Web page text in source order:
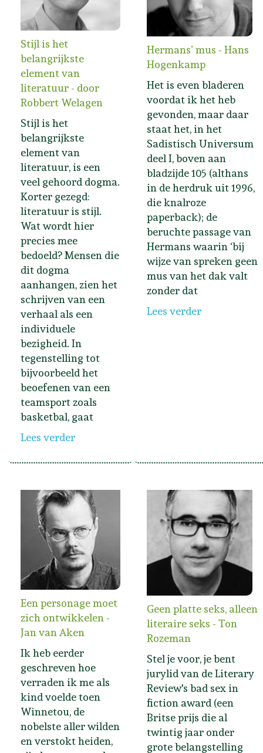
Stijl is het
belangrijkste
element van
literatuur - door
Robbert Welagen
Stijl is het
belangrijkste
element van
literatuur, is een
veel gehoord dogma.
Korter gezegd:
literatuur is stijl.
Wat wordt hier
precies mee
bedoeld? Mensen die
dit dogma
aanhangen, zien het
schrijven van een
verhaal als een
individuele
bezigheid. In
tegenstelling tot
bijvoorbeeld het
beoefenen van een
teamsport zoals
basketbal, gaat
Lees verder
Hermans’ mus - Hans
Hogenkamp
Het is even bladeren
voordat ik het heb
gevonden, maar daar
staat het, in het
Sadistisch Universum
deel I, boven aan
bladzijde 105 (althans
in de herdruk uit 1996,
die knalroze
paperback); de
beruchte passage van
Hermans waarin ‘bij
wijze van spreken geen
mus van het dak valt
zonder dat
Lees verder
Een personage moet
zich ontwikkelen -
Jan van Aken
Ik heb eerder
geschreven hoe
verraden ik me als
kind voelde toen
Winnetou, de
nobelste aller wilden
en verstokt heiden,
Geen platte seks, alleen
literaire seks - Ton
Rozeman
Stel je voor, je bent
jurylid van de Literary
Review's bad sex in
fiction award (een
Britse prijs die al
twintig jaar onder
grote belangstelling